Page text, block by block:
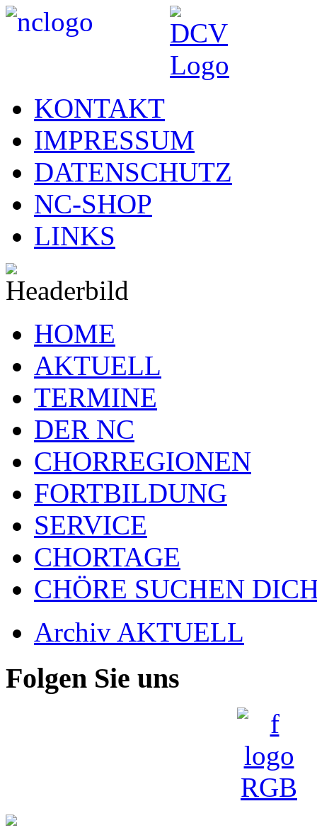
KONTAKT
IMPRESSUM
DATENSCHUTZ
NC-SHOP
LINKS
HOME
AKTUELL
TERMINE
DER NC
CHORREGIONEN
FORTBILDUNG
SERVICE
CHORTAGE
CHÖRE SUCHEN
Archiv AKTUELL
Folgen Sie uns